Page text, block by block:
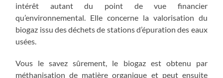
intérêt autant du point de vue financier
qu’environnemental. Elle concerne la valorisation du
biogaz issu des déchets de stations d’épuration des eaux
usées.
Vous le savez sûrement, le biogaz est obtenu par
méthanisation de matière organique et peut ensuite